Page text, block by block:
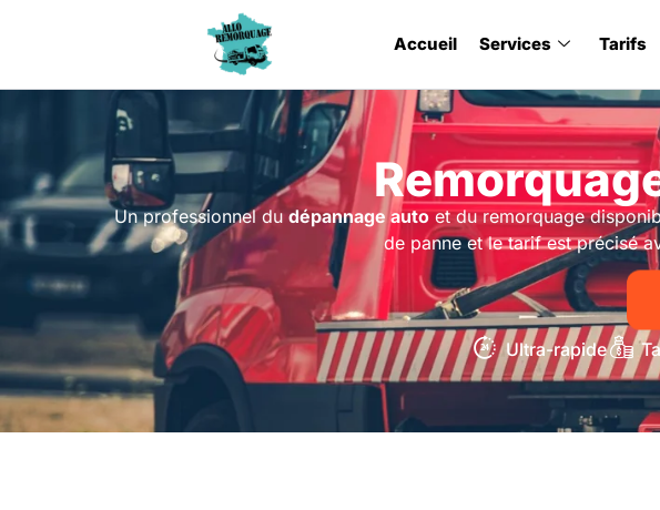
Accueil Services Tarifs
Un professionnel dudépannage autoet du remorquage
de panne et le tarif est précisé
Ultra-rapide